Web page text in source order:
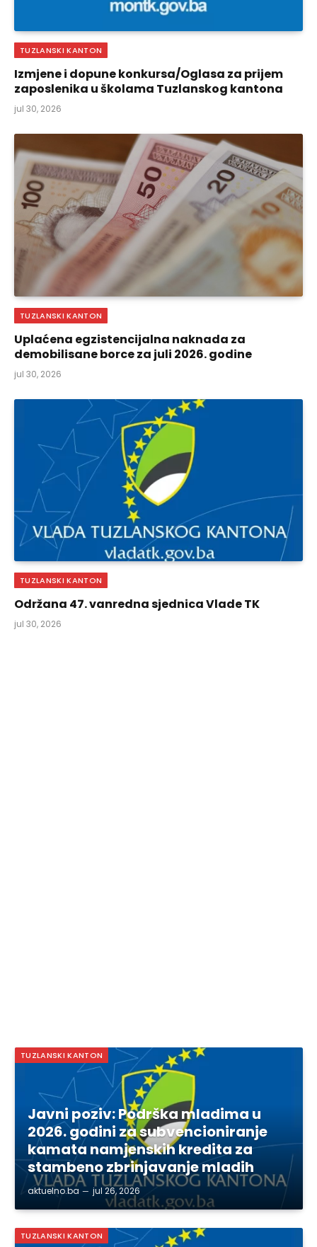
TUZLANSKI KANTON
Izmjene i dopune konkursa/Oglasa za prijem
zaposlenika u školama Tuzlanskog kantona
jul 30, 2026
TUZLANSKI KANTON
Uplaćena egzistencijalna naknada za
demobilisane borce za juli 2026. godine
jul 30, 2026
TUZLANSKI KANTON
Održana 47. vanredna sjednica Vlade TK
jul 30, 2026
TUZLANSKI KANTON
Javni poziv: Podrška mladima u
2026. godini za subvencioniranje
kamata namjenskih kredita za
stambeno zbrinjavanje mladih
aktuelno.ba jul 26, 2026
TUZLANSKI KANTON